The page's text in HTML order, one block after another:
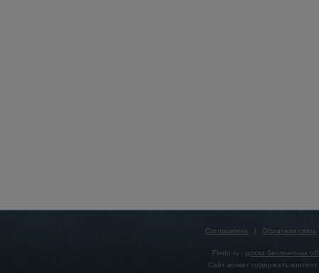
Соглашение | Обратная связь
Flado.ru - доска бесплатных
Сайт может содержать